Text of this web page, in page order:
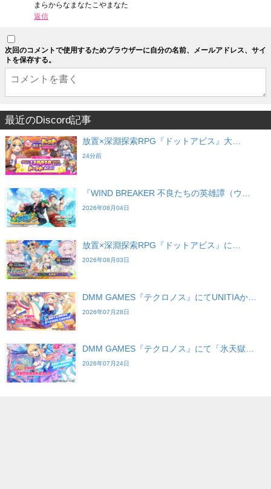
まらからなまなたこやまなた
返信
次回のコメントで使用するためブラウザーに自分の名前、メールアドレス、サイ
トを保存する。
最近のDiscord記事
放置×深淵探索RPG『ドットアビス』大…
24分前
『WIND BREAKER 不良たちの英雄譚（ウ…
2026年08月04日
放置×深淵探索RPG『ドットアビス』に…
2026年08月03日
DMM GAMES『テクロノス』にてUNITIAか…
2026年07月28日
DMM GAMES『テクロノス』にて「氷天獄…
2026年07月24日